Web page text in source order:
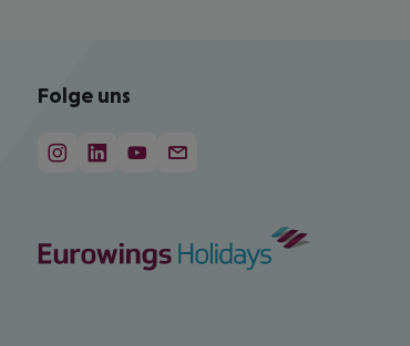
Folge uns